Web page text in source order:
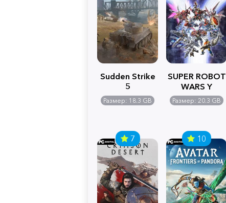
Sudden Strike
5
Размер: 18.3 GB
SUPER ROBOT
WARS Y
Размер: 20.3 GB
7 10